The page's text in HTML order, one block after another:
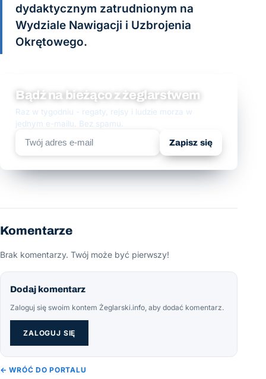
dydaktycznym zatrudnionym na
Wydziale Nawigacji i Uzbrojenia
Okrętowego.
Bądź na bieżąco z żeglarstwem
Raz w tygodniu - regaty, rejsy i ludzie morza w
jednym e-mailu. Bez spamu.
Zapisz się
Komentarze
Brak komentarzy. Twój może być pierwszy!
Dodaj komentarz
Zaloguj się swoim kontem Żeglarski.info, aby dodać komentarz.
ZALOGUJ SIĘ
← WRÓĆ DO PORTALU